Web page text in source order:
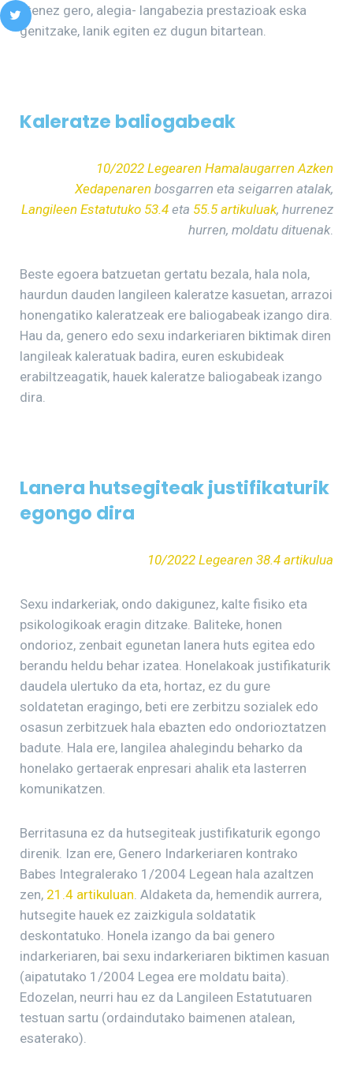
etenez gero, alegia- langabezia prestazioak eska
genitzake, lanik egiten ez dugun bitartean.
Kaleratze baliogabeak
10/2022 Legearen Hamalaugarren Azken
Xedapenaren bosgarren eta seigarren atalak,
Langileen Estatutuko 53.4 eta 55.5 artikuluak, hurrenez
hurren, moldatu dituenak.
Beste egoera batzuetan gertatu bezala, hala nola,
haurdun dauden langileen kaleratze kasuetan, arrazoi
honengatiko kaleratzeak ere baliogabeak izango dira.
Hau da, genero edo sexu indarkeriaren biktimak diren
langileak kaleratuak badira, euren eskubideak
erabiltzeagatik, hauek kaleratze baliogabeak izango
dira.
Lanera hutsegiteak justifikaturik
egongo dira
10/2022 Legearen 38.4 artikulua
Sexu indarkeriak, ondo dakigunez, kalte fisiko eta
psikologikoak eragin ditzake. Baliteke, honen
ondorioz, zenbait egunetan lanera huts egitea edo
berandu heldu behar izatea. Honelakoak justifikaturik
daudela ulertuko da eta, hortaz, ez du gure
soldatetan eragingo, beti ere zerbitzu sozialek edo
osasun zerbitzuek hala ebazten edo ondorioztatzen
badute. Hala ere, langilea ahalegindu beharko da
honelako gertaerak enpresari ahalik eta lasterren
komunikatzen.
Berritasuna ez da hutsegiteak justifikaturik egongo
direnik. Izan ere, Genero Indarkeriaren kontrako
Babes Integralerako 1/2004 Legean hala azaltzen
zen, 21.4 artikuluan . Aldaketa da, hemendik aurrera,
hutsegite hauek ez zaizkigula soldatatik
deskontatuko. Honela izango da bai genero
indarkeriaren, bai sexu indarkeriaren biktimen kasuan
(aipatutako 1/2004 Legea ere moldatu baita).
Edozelan, neurri hau ez da Langileen Estatutuaren
testuan sartu (ordaindutako baimenen atalean,
esaterako).